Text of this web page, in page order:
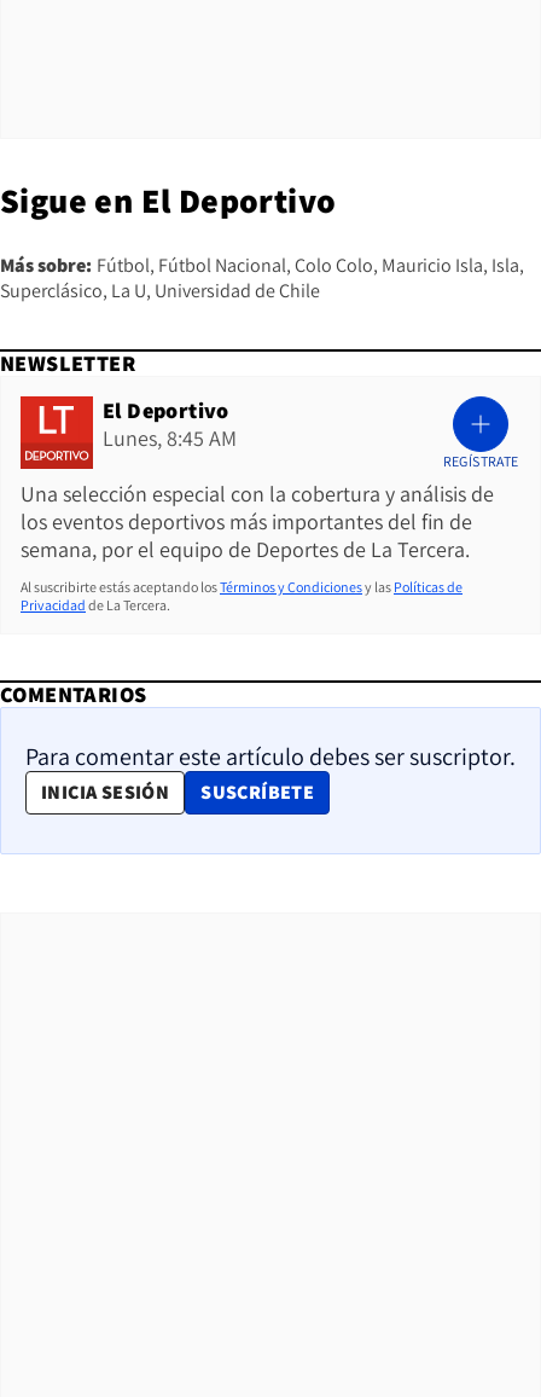
Sigue en El Deportivo
Más sobre: Fútbol Fútbol Nacional Colo Colo Mauricio Isla Isla
Superclásico La U Universidad de Chile
NEWSLETTER
El Deportivo
Lunes, 8:45 AM
Una selección especial con la cobertura y análisis de
los eventos deportivos más importantes del fin de
semana, por el equipo de Deportes de La Tercera.
REGÍSTRATE
Al suscribirte estás aceptando losTérminos y Condicionesy las Políticas de
Privacidad de La Tercera.
COMENTARIOS
Para comentar este artículo debes ser suscriptor.
INICIA SESIÓN SUSCRÍBETE
OPENS IN NEW WINDOW